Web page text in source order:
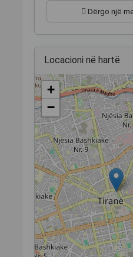
Dërgo një
Locacioni në hartë
+
−